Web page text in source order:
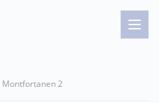
Montfortanen 2